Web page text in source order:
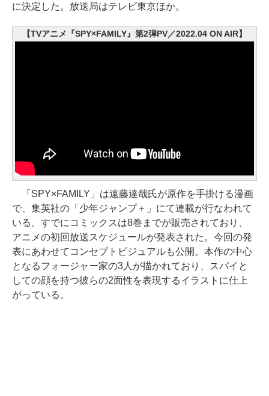
に決定した。放送局はテレビ東京ほか。
【TVアニメ『SPY×FAMILY』第2弾PV／2022.04 ON AIR】
「SPY×FAMILY」は遠藤達哉氏が原作を手掛ける漫画
で、集英社の「少年ジャンプ＋」にて連載が行なわれて
いる。すでにコミックスは8巻までが販売されており、
アニメの初回放送スケジュールが発表された。今回の発
表にあわせてコンセプトビジュアルも公開。本作の中心
となるフォージャー家の3人が描かれており、スパイと
しての顔を持つ彼らの2面性を表現するイラストに仕上
がっている。